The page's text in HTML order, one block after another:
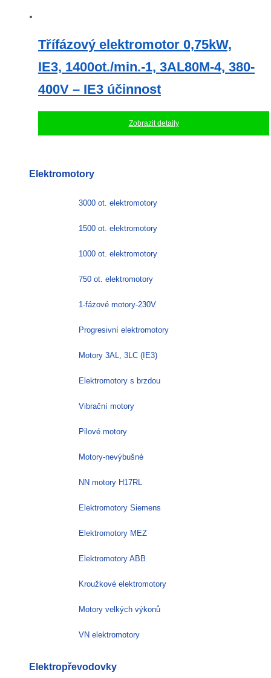
Třífázový elektromotor 0,75kW,
IE3, 1400ot./min.-1, 3AL80M-4, 380-
400V – IE3 účinnost
Zobrazit detaily
Elektromotory
3000 ot. elektromotory
1500 ot. elektromotory
1000 ot. elektromotory
750 ot. elektromotory
1-fázové motory-230V
Progresivní elektromotory
Motory 3AL, 3LC (IE3)
Elektromotory s brzdou
Vibrační motory
Pilové motory
Motory-nevýbušné
NN motory H17RL
Elektromotory Siemens
Elektromotory MEZ
Elektromotory ABB
Kroužkové elektromotory
Motory velkých výkonů
VN elektromotory
Elektropřevodovky